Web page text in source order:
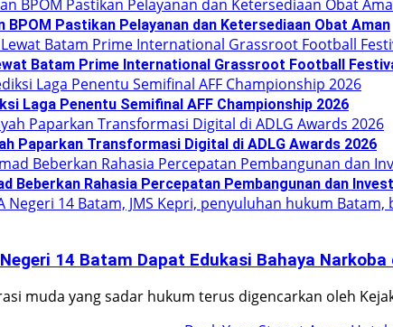
Pastikan Pelayanan dan Ketersediaan Obat Aman
Batam Prime International Grassroot Football
Laga Penentu Semifinal AFF Championship 2026
Paparkan Transformasi Digital di ADLG Awards 2026
Beberkan Rahasia Percepatan Pembangunan dan
14 Batam Dapat Edukasi Bahaya
muda yang sadar hukum terus digencarkan oleh